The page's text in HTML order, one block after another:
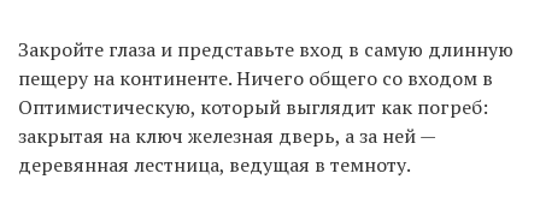
Закройте глаза и представьте вход в самую длинную
пещеру на континенте. Ничего общего со входом в
Оптимистическую, который выглядит как погреб:
закрытая на ключ железная дверь, а за ней —
деревянная лестница, ведущая в темноту.